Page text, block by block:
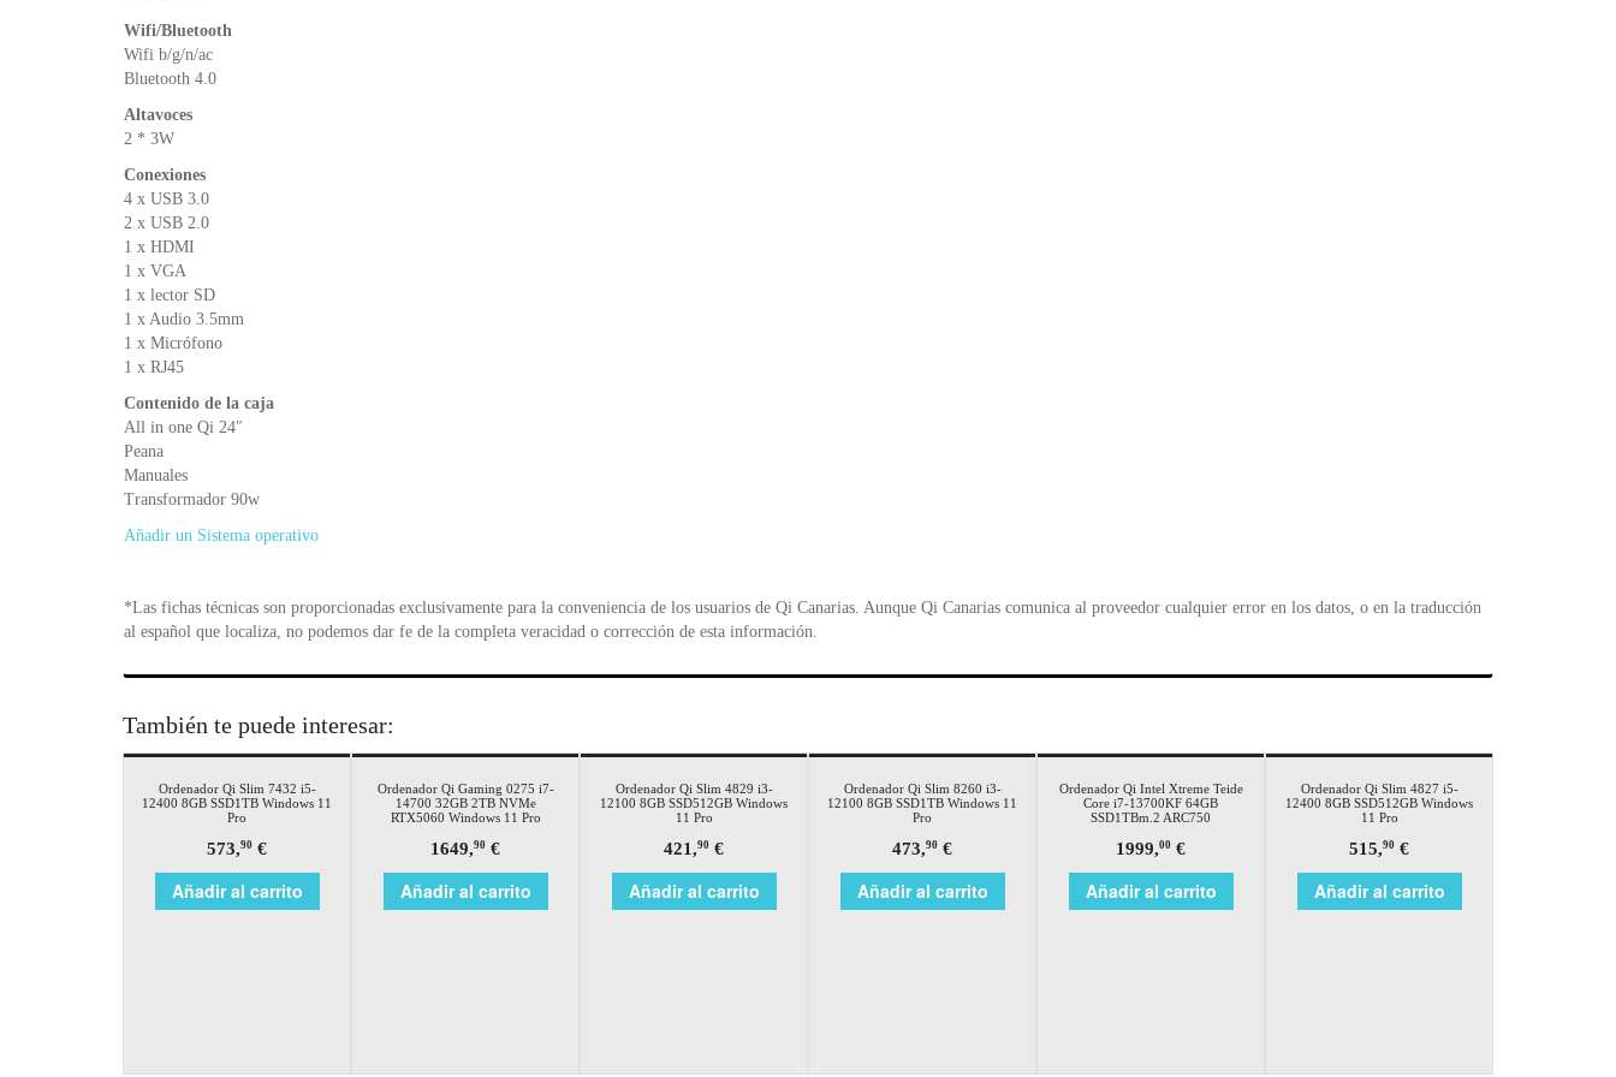
Wifi/Bluetooth
Wifi b/g/n/ac
Bluetooth 4.0
Altavoces
2 * 3W
Conexiones
4 x USB 3.0
2 x USB 2.0
1 x HDMI
1 x VGA
1 x lector SD
1 x Audio 3.5mm
1 x Micrófono
1 x RJ45
Contenido de la caja
All in one Qi 24″
Peana
Manuales
Transformador 90w
Añadir un Sistema operativo
*Las fichas técnicas son proporcionadas exclusivamente para la conveniencia de los usuarios de Qi Canarias. Aunque Qi Canarias comunica al proveedor cualquier error en los datos, o en la traducción
al español que localiza, no podemos dar fe de la completa veracidad o corrección de esta información.
También te puede interesar:
Ordenador Qi Slim 7432 i5-
12400 8GB SSD1TB Windows 11
Pro
573,90 €
Añadir al carrito
Ordenador Qi Gaming 0275 i7-
14700 32GB 2TB NVMe
RTX5060 Windows 11 Pro
1649,90 €
Añadir al carrito
Ordenador Qi Slim 4829 i3-
12100 8GB SSD512GB Windows
11 Pro
421,90 €
Añadir al carrito
Ordenador Qi Slim 8260 i3-
12100 8GB SSD1TB Windows 11
Pro
473,90 €
Añadir al carrito
Ordenador Qi Intel Xtreme Teide
Core i7-13700KF 64GB
SSD1TBm.2 ARC750
1999,00 €
Añadir al carrito
Ordenador Qi Slim 4827 i5-
12400 8GB SSD512GB Windows
11 Pro
515,90 €
Añadir al carrito